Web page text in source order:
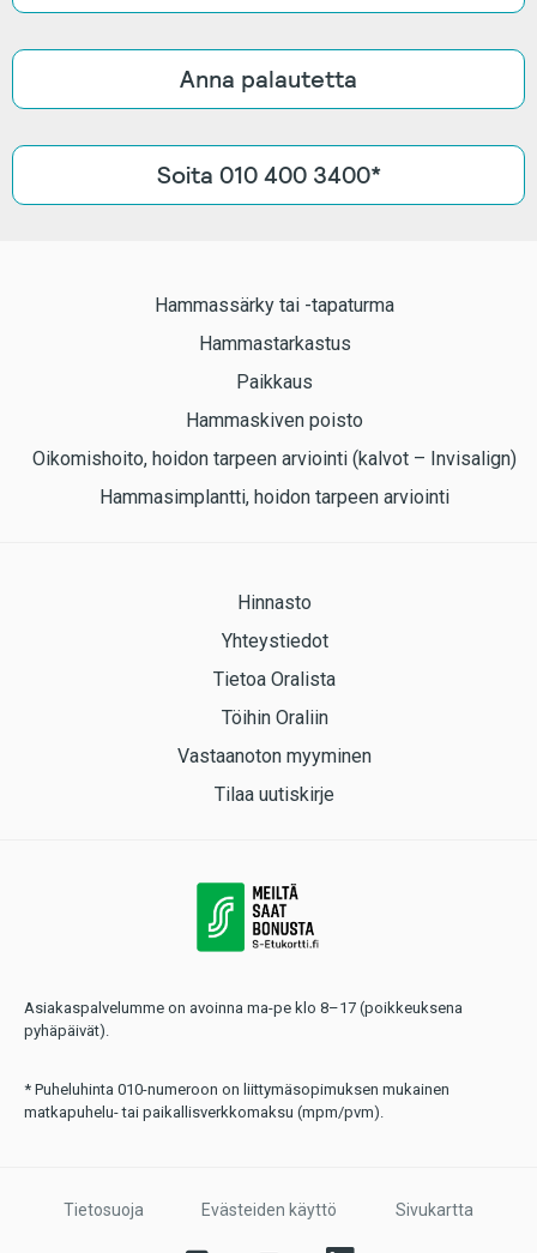
Anna palautetta
Soita 010 400 3400*
Hammassärky tai -tapaturma
Hammastarkastus
Paikkaus
Hammaskiven poisto
Oikomishoito, hoidon tarpeen arviointi (kalvot – Invisalign)
Hammasimplantti, hoidon tarpeen arviointi
Hinnasto
Yhteystiedot
Tietoa Oralista
Töihin Oraliin
Vastaanoton myyminen
Tilaa uutiskirje
Asiakaspalvelumme on avoinna ma-pe klo 8–17 (poikkeuksena
pyhäpäivät).
* Puheluhinta 010-numeroon on liittymäsopimuksen mukainen
matkapuhelu- tai paikallisverkkomaksu (mpm/pvm).
Tietosuoja Evästeiden käyttö Sivukartta